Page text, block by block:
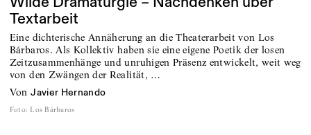
Textarbeit
Eine dichterische Annäherung an die Theaterarbeit von Los
Bárbaros. Als Kollektiv haben sie eine eigene Poetik der losen
Zeitzusammenhänge und unruhigen Präsenz entwickelt, weit weg
von den Zwängen der Realität, …
von Javier Hernando
Foto: Los Bárbaros